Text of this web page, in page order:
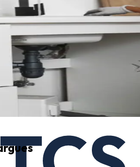
intervention
logement
les résidences proches de la gare
nos prix justes.